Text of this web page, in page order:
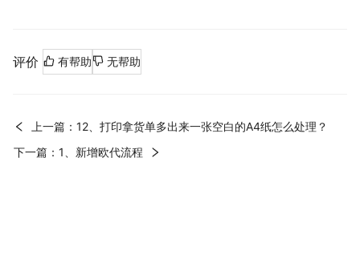
评价 有帮助 无帮助
上一篇：12、打印拿货单多出来一张空白的A4纸怎么处理？
下一篇：1、新增欧代流程